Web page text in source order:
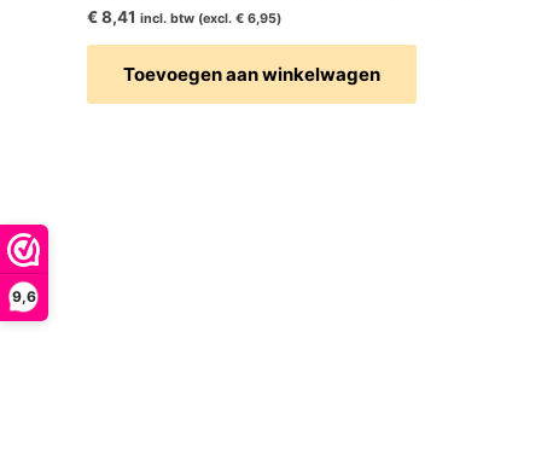
9,6
€8,41 incl. btw (excl. € 6,95)
Toevoegen aan winkelwagen